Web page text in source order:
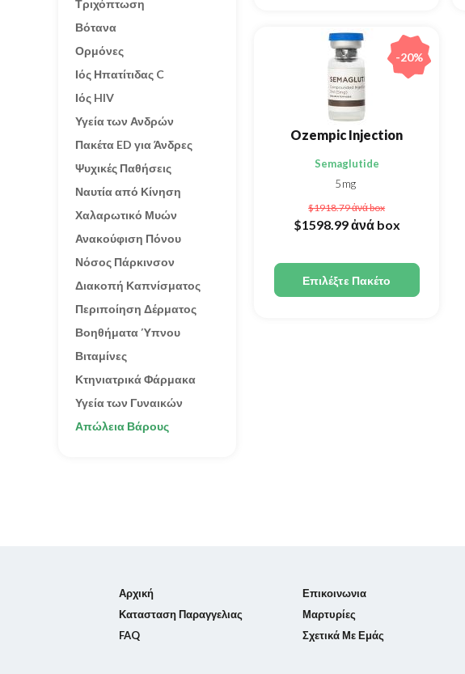
Τριχόπτωση
Βότανα
Ορμόνες
Ιός Ηπατίτιδας C
Ιός HIV
Υγεία των Ανδρών
Πακέτα ED για Άνδρες
Ψυχικές Παθήσεις
Ναυτία από Κίνηση
Χαλαρωτικό Μυών
Ανακούφιση Πόνου
Νόσος Πάρκινσον
Διακοπή Καπνίσματος
Περιποίηση Δέρματος
Βοηθήματα Ύπνου
Βιταμίνες
Κτηνιατρικά Φάρμακα
Υγεία των Γυναικών
Απώλεια Βάρους
Ozempic Injection
Semaglutide
5mg
$1918.79ἀνά box
$1598.99ἀνά box
Επιλέξτε Πακέτο
-20%
Αρχική Επικοινωνια
Κατασταση Παραγγελιας
Μαρτυρίες
FAQ
Σχετικά Με Εμάς